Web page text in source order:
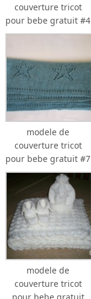
couverture tricot
pour bebe gratuit #4
modele de
couverture tricot
pour bebe gratuit #7
modele de
couverture tricot
pour bebe gratuit